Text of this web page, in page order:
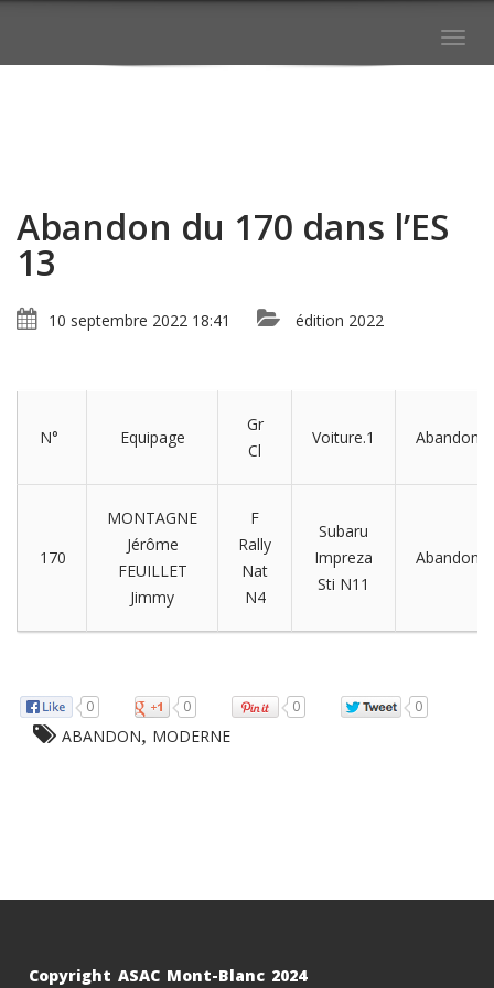
Abandon du 170 dans l’ES
13
10 septembre 2022 18:41 édition 2022
N° Equipage
Gr
Cl
Voiture.1 Abandon
170
MONTAGNE
Jérôme
FEUILLET
Jimmy
F
Rally
Nat
N4
Subaru
Impreza
Sti N11
Abandon
0 0 0 0
ABANDON, MODERNE
Copyright ASAC Mont-Blanc 2024